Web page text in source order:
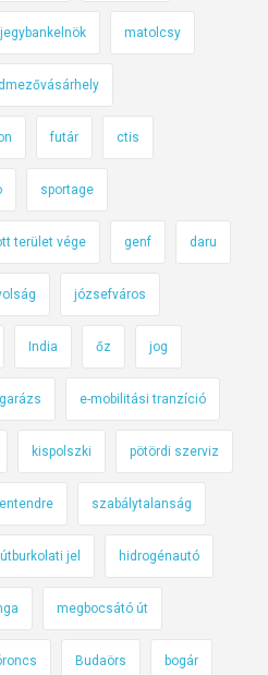
jegybankelnök matolcsy
futár ctis
sportage
terület vége genf daru
józsefváros
India őz jog
e-mobilitási tranzíció
kispolszki pötördi szerviz
szabálytalanság
útburkolati jel hidrogénautó
megbocsátó út
Budaörs bogár